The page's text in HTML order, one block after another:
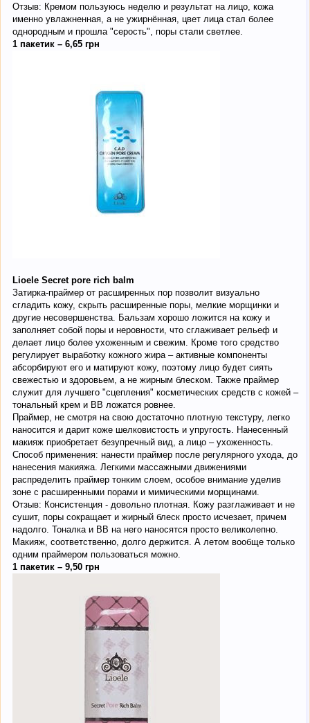
Отзыв: Кремом пользуюсь неделю и результат на лицо, кожа
именно увлажненная, а не ужирнённая, цвет лица стал более
однородным и прошла "серость", поры стали светлее.
1 пакетик – 6,65 грн
Lioele Secret pore rich balm
Затирка-праймер от расширенных пор позволит визуально
сгладить кожу, скрыть расширенные поры, мелкие морщинки и
другие несовершенства. Бальзам хорошо ложится на кожу и
заполняет собой поры и неровности, что сглаживает рельеф и
делает лицо более ухоженным и свежим. Кроме того средство
регулирует выработку кожного жира – активные компоненты
абсорбируют его и матируют кожу, поэтому лицо будет сиять
свежестью и здоровьем, а не жирным блеском. Также праймер
служит для лучшего "сцепления" косметических средств с кожей –
тональный крем и ВВ ложатся ровнее.
Праймер, не смотря на свою достаточно плотную текстуру, легко
наносится и дарит коже шелковистость и упругость. Нанесенный
макияж приобретает безупречный вид, а лицо – ухоженность.
Способ применения: нанести праймер после регулярного ухода, до
нанесения макияжа. Легкими массажными движениями
распределить праймер тонким слоем, особое внимание уделив
зоне с расширенными порами и мимическими морщинами.
Отзыв: Консистенция - довольно плотная. Кожу разглаживает и не
сушит, поры сокращает и жирный блеск просто исчезает, причем
надолго. Тоналка и ВВ на него наносятся просто великолепно.
Макияж, соответственно, долго держится. А летом вообще только
одним праймером пользоваться можно.
1 пакетик – 9,50 грн